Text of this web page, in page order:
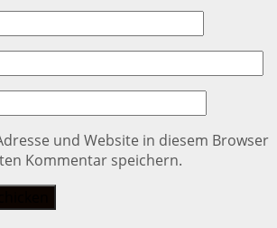
und Website in diesem Browser
Kommentar speichern.